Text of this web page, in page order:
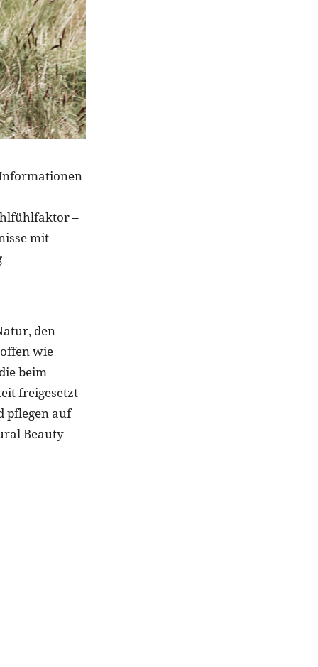
–
mit
den
wie
beim
freigesetzt
pflegen auf
Beauty